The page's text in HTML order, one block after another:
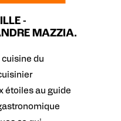
-
MAZZIA.
du
étoiles au guide